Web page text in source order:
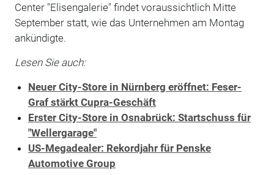
Center "Elisengalerie" findet voraussichtlich Mitte
September statt, wie das Unternehmen am Montag
ankündigte.
Lesen Sie auch:
Neuer City-Store in Nürnberg eröffnet: Feser-
Graf stärkt Cupra-Geschäft
Erster City-Store in Osnabrück: Startschuss für
"Wellergarage"
US-Megadealer: Rekordjahr für Penske
Automotive Group